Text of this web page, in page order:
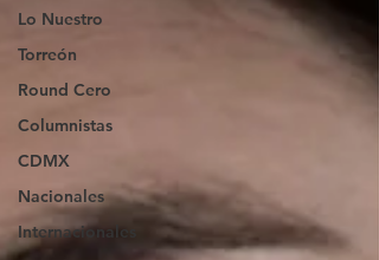
Lo Nuestro
Torreón
Round Cero
Columnistas
CDMX
Nacionales
Internacionales